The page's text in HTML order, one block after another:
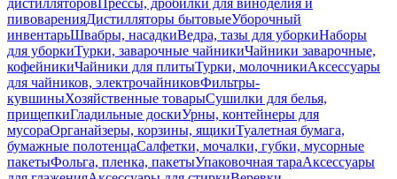
дистилляторовПрессы, дробилки для виноделия и
пивоваренияДистилляторы бытовыеУборочный
инвентарьШвабры, насадкиВедра, тазы для уборкиНаборы
для уборкиТурки, заварочные чайникиЧайники заварочные,
кофейникиЧайники для плитыТурки, молочникиАксессуары
для чайников, электрочайниковФильтры-
кувшиныХозяйственные товарыСушилки для белья,
прищепкиГладильные доскиУрны, контейнеры для
мусораОрганайзеры, корзины, ящикиТуалетная бумага,
бумажные полотенцаСалфетки, мочалки, губки, мусорные
пакетыФольга, пленка, пакетыУпаковочная тараАксессуары